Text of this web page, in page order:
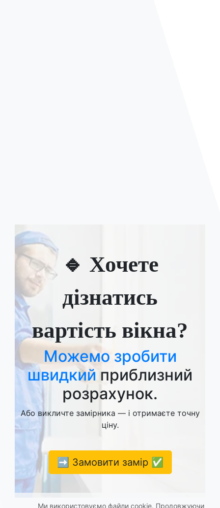
🔹 Хочете
дізнатись
вартість вікна?
Можемо зробити
швидкий приблизний
розрахунок.
Або викличте замірника — і отримаєте точну
ціну.
➡️ Замовити замір ✅
Ми використовуємо файли cookie. Продовжуючи